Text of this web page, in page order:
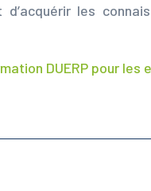
les
DUERP pour les